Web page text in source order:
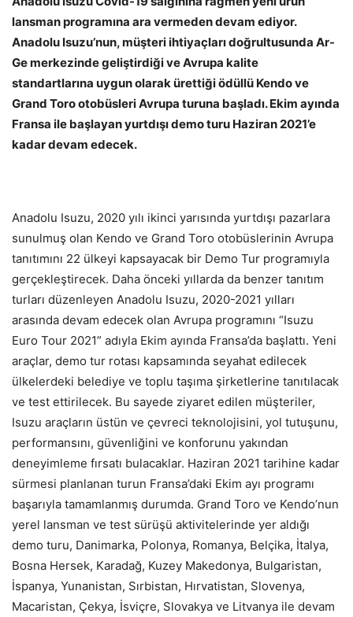
lansman programına ara vermeden devam ediyor.
Anadolu Isuzu’nun, müşteri ihtiyaçları doğrultusunda Ar-
Ge merkezinde geliştirdiği ve Avrupa kalite
standartlarına uygun olarak ürettiği ödüllü Kendo ve
Grand Toro otobüsleri Avrupa turuna başladı. Ekim ayında
Fransa ile başlayan yurtdışı demo turu Haziran 2021’e
kadar devam edecek.
Anadolu Isuzu, 2020 yılı ikinci yarısında yurtdışı pazarlara
sunulmuş olan Kendo ve Grand Toro otobüslerinin Avrupa
tanıtımını 22 ülkeyi kapsayacak bir Demo Tur programıyla
gerçekleştirecek. Daha önceki yıllarda da benzer tanıtım
turları düzenleyen Anadolu Isuzu, 2020-2021 yılları
arasında devam edecek olan Avrupa programını “Isuzu
Euro Tour 2021” adıyla Ekim ayında Fransa’da başlattı. Yeni
araçlar, demo tur rotası kapsamında seyahat edilecek
ülkelerdeki belediye ve toplu taşıma şirketlerine tanıtılacak
ve test ettirilecek. Bu sayede ziyaret edilen müşteriler,
Isuzu araçların üstün ve çevreci teknolojisini, yol tutuşunu,
performansını, güvenliğini ve konforunu yakından
deneyimleme fırsatı bulacaklar. Haziran 2021 tarihine kadar
sürmesi planlanan turun Fransa’daki Ekim ayı programı
başarıyla tamamlanmış durumda. Grand Toro ve Kendo’nun
yerel lansman ve test sürüşü aktivitelerinde yer aldığı
demo turu, Danimarka, Polonya, Romanya, Belçika, İtalya,
Bosna Hersek, Karadağ, Kuzey Makedonya, Bulgaristan,
İspanya, Yunanistan, Sırbistan, Hırvatistan, Slovenya,
Macaristan, Çekya, İsviçre, Slovakya ve Litvanya ile devam